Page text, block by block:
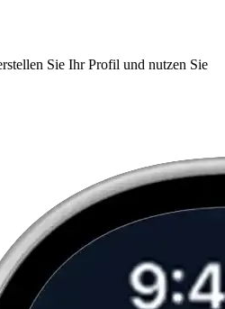
Sie Ihr Profil und nutzen Sie